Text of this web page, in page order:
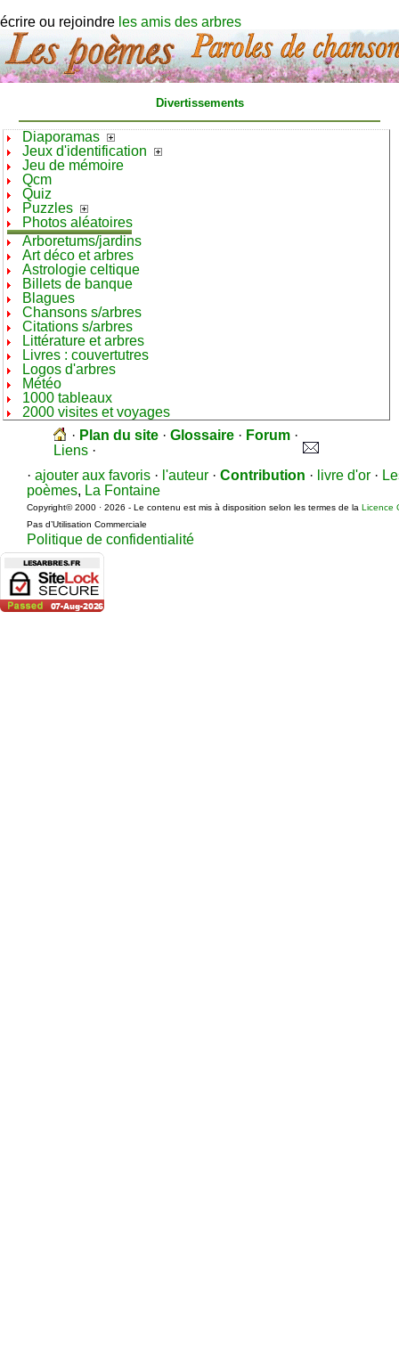
écrire ou rejoindre les amis des arbres
Divertissements
Diaporamas
Jeux d'identification
Jeu de mémoire
Qcm
Quiz
Puzzles
Photos aléatoires
Arboretums/jardins
Art déco et arbres
Astrologie celtique
Billets de banque
Blagues
Chansons s/arbres
Citations s/arbres
Littérature et arbres
Livres : couvertutres
Logos d'arbres
Météo
1000 tableaux
2000 visites et voyages
· Plan du site · Glossaire · Forum ·
Liens ·
· ajouter aux favoris · l'auteur · Contribution · livre d'or ·
poèmes, La Fontaine
Copyright© 2000 · 2026 - Le contenu est mis à disposition selon les termes de la Licence
Pas d’Utilisation Commerciale
Politique de confidentialité